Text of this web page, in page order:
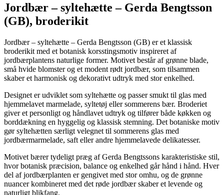
Jordbær – syltehætte – Gerda Bengtsson
(GB), broderikit
Jordbær – syltehætte – Gerda Bengtsson (GB) er et klassisk
broderikit med et botanisk korsstingsmotiv inspireret af
jordbærplantens naturlige former. Motivet består af grønne blade,
små hvide blomster og et modent rødt jordbær, som tilsammen
skaber et harmonisk og dekorativt udtryk med stor enkelhed.
Designet er udviklet som syltehætte og passer smukt til glas med
hjemmelavet marmelade, syltetøj eller sommerens bær. Broderiet
giver et personligt og håndlavet udtryk og tilfører både køkken og
borddækning en hyggelig og klassisk stemning. Det botaniske motiv
gør syltehætten særligt velegnet til sommerens glas med
jordbærmarmelade, saft eller andre hjemmelavede delikatesser.
Motivet bærer tydeligt præg af Gerda Bengtssons karakteristiske stil,
hvor botanisk præcision, balance og enkelhed går hånd i hånd. Hver
del af jordbærplanten er gengivet med stor omhu, og de grønne
nuancer kombineret med det røde jordbær skaber et levende og
naturligt blikfang.